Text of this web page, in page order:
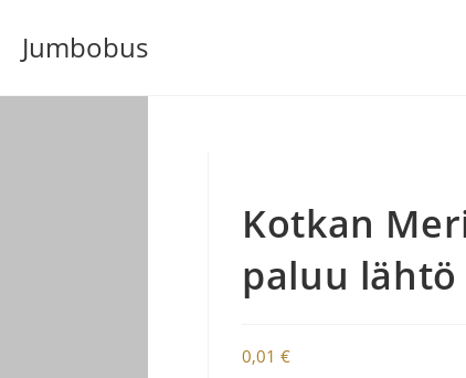
suoraan
sisältöön
Jumbobus
Kotkan
paluu lähtö
0,01€